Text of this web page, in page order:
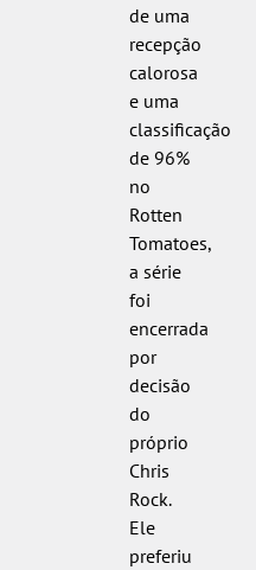
de uma
recepção
calorosa
e uma
classificação
de 96%
no
Rotten
Tomatoes,
a série
foi
encerrada
por
decisão
do
próprio
Chris
Rock.
Ele
preferiu